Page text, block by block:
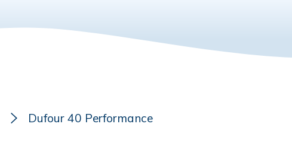
Dufour 40 Performance